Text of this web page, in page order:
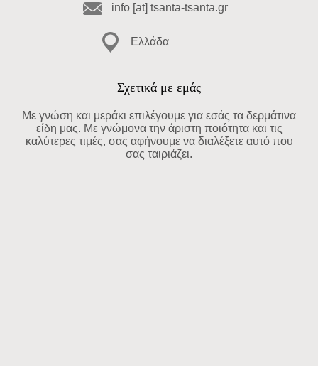
info [at] tsanta-tsanta.gr
Ελλάδα
Σχετικά με εμάς
Με γνώση και μεράκι επιλέγουμε για εσάς τα δερμάτινα
είδη μας. Με γνώμονα την άριστη ποιότητα και τις
καλύτερες τιμές, σας αφήνουμε να διαλέξετε αυτό που
σας ταιριάζει.